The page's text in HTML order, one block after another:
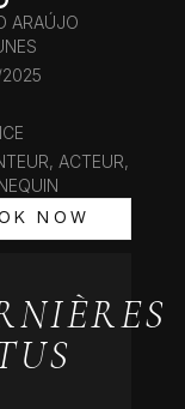
ARAÚJO
2025
ACTEUR,
NOW